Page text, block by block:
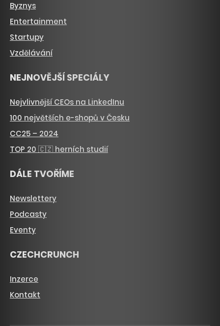
Byznys
Entertainment
Startupy
Vzdělávání
NEJNOVĚJŠÍ SPECIÁLY
Nejvlivnější CEOs na LinkedInu
100 největších e-shopů v Česku
CC25 – 2024
TOP 20 🇨🇿 herních studií
DÁLE TVOŘÍME
Newslettery
Podcasty
Eventy
CZECHCRUNCH
Inzerce
Kontakt